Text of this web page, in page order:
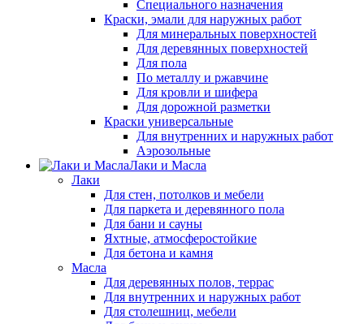
Специального назначения
Краски, эмали для наружных работ
Для минеральных поверхностей
Для деревянных поверхностей
Для пола
По металлу и ржавчине
Для кровли и шифера
Для дорожной разметки
Краски универсальные
Для внутренних и наружных работ
Аэрозольные
Лаки и Масла
Лаки
Для стен, потолков и мебели
Для паркета и деревянного пола
Для бани и сауны
Яхтные, атмосферостойкие
Для бетона и камня
Масла
Для деревянных полов, террас
Для внутренних и наружных работ
Для столешниц, мебели